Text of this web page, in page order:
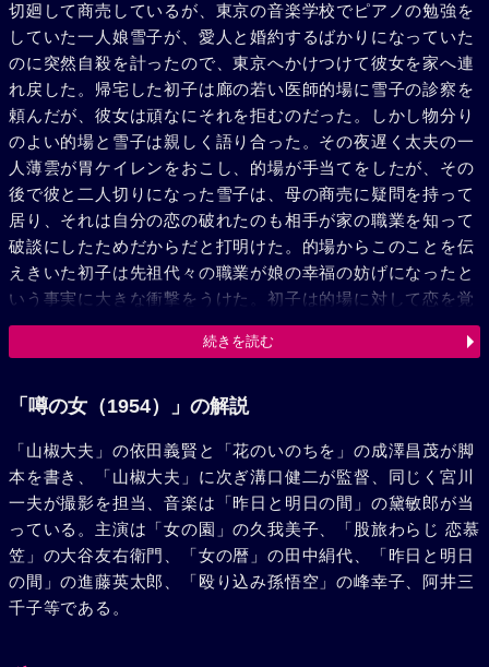
切廻して商売しているが、東京の音楽学校でピアノの勉強を
していた一人娘雪子が、愛人と婚約するばかりになっていた
のに突然自殺を計ったので、東京へかけつけて彼女を家へ連
れ戻した。帰宅した初子は廊の若い医師的場に雪子の診察を
頼んだが、彼女は頑なにそれを拒むのだった。しかし物分り
のよい的場と雪子は親しく語り合った。その夜遅く太夫の一
人薄雲が胃ケイレンをおこし、的場が手当てをしたが、その
後で彼と二人切りになった雪子は、母の商売に疑問を持って
居り、それは自分の恋の破れたのも相手が家の職業を知って
破談にしたためだからだと打明けた。的場からこのことを伝
えきいた初子は先祖代々の職業が娘の幸福の妨げになったと
いう事実に大きな衝撃をうけた。初子は的場に対して恋を覚
え、彼のための病院を買ってやり、彼と結婚しようとする希
望であった。一方組合役員の原田は、初子との結婚を迫って
はその間相寄って、ある日能の見物に行った二人は接吻し
く当るが、やがて的場に病院設立の費用を与えて身を引こう
とした。だがアプレの的場の正体を知った雪子は、汚らわし
いこの家の商売から離れることを諦め、的場に捨てられた衝
撃から病床に着いた母に代って女将となり井筒屋の切廻しに
乗り出した。
続きを読む
「噂の女（1954）」の解説
「山椒大夫」の依田義賢と「花のいのちを」の成澤昌茂が脚
本を書き、「山椒大夫」に次ぎ溝口健二が監督、同じく宮川
一夫が撮影を担当、音楽は「昨日と明日の間」の黛敏郎が当
っている。主演は「女の園」の久我美子、「股旅わらじ 恋慕
笠」の大谷友右衛門、「女の暦」の田中絹代、「昨日と明日
の間」の進藤英太郎、「殴り込み孫悟空」の峰幸子、阿井三
千子等である。